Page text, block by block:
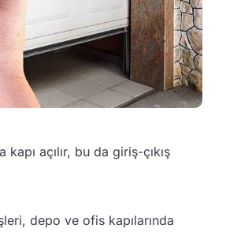
açılır, bu da giriş-çıkış
depo ve ofis kapılarında